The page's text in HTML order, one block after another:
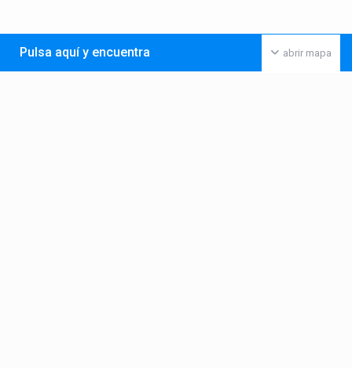
abrir mapa
Pulsa aquí y encuentra